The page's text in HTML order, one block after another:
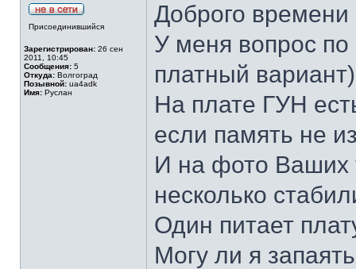
Присоединившийся
Зарегистрирован: 26 сен
2011, 10:45
Сообщения: 5
Откуда: Волгоград
Позывной: ua4adk
Имя: Руслан
Доброго
У меня вопрос по
платный
На плате ГУН
если память не
И на фото Ваших
несколько
Один питает
Могу ли я